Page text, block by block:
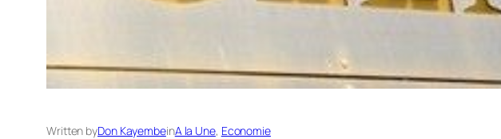
Written byDon KayembeinA la Une, Economie